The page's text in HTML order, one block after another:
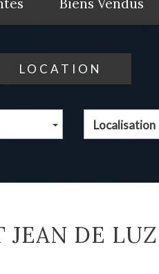
Biens Vendus
LOCATION
Localisation
JEAN DE